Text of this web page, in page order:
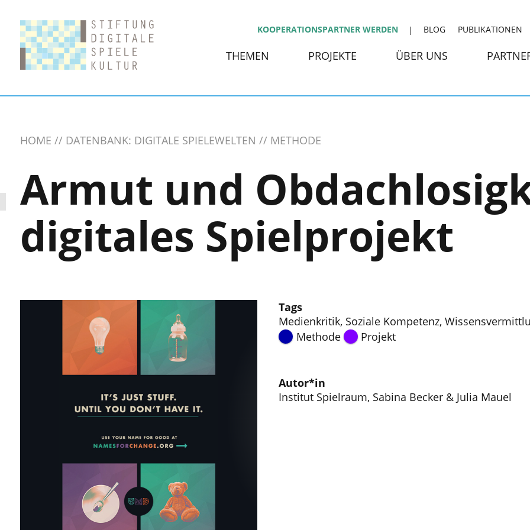
KOOPERATIONSPARTNER WERDEN BLOG PUBLIKATIONEN
THEMEN PROJEKTE ÜBER UNS
HOME DATENBANK: DIGITALE SPIELEWELTEN METHODE
Armut und
digitales Spielprojekt
Tags
Medienkritik, Soziale Kompetenz,
Methode
Projekt
Autor*in
Institut Spielraum, Sabina Becker & Julia Mauel